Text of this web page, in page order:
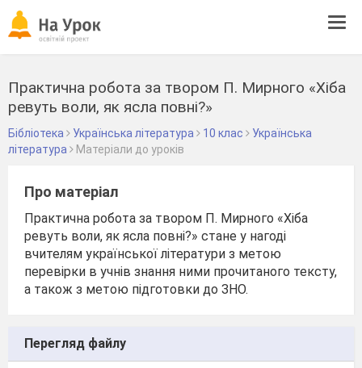
Практична робота за твором П. Мирного «Хіба
ревуть воли, як ясла повні?»
Бібліотека Українська література 10 клас
Українська
література
Матеріали до уроків
Про матеріал
Практична робота за твором П. Мирного «Хіба
ревуть воли, як ясла повні?» стане у нагоді
вчителям української літератури з метою
перевірки в учнів знання ними прочитаного тексту,
а також з метою підготовки до ЗНО.
Перегляд файлу